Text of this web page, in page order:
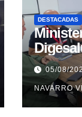
DESTACADAS
lazos
control
05/08/
NAVARRO